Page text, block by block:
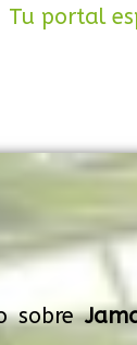
Tu portal
sobre